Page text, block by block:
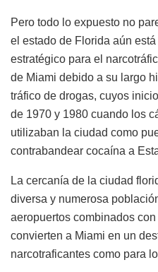
Pero todo lo expuesto no
el estado de Florida aún
estratégico para el
de Miami debido a su largo
tráfico de drogas, cuyos
de 1970 y 1980 cuando los
utilizaban la ciudad como
contrabandear cocaína a
La cercanía de la ciudad
diversa y numerosa
aeropuertos combinados
convierten a Miami en un
narcotraficantes como para